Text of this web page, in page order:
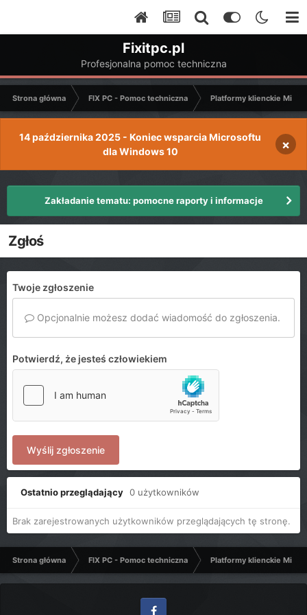
Fixitpc.pl
Profesjonalna pomoc techniczna
Strona główna FIX PC - Pomoc techniczna Platformy klienckie
14 października 2025 - Koniec wsparcia Microsoftu
dla Windows 10
×
Zakładanie tematu: pomocne raporty i informacje
Zgłoś
Twoje zgłoszenie
Opcjonalnie możesz dodać wiadomość do zgłoszenia.
Potwierdź, że jesteś człowiekiem
Wyślij zgłoszenie
Ostatnio przeglądający 0 użytkowników
Brak zarejestrowanych użytkowników przeglądających tę stronę.
Strona główna FIX PC - Pomoc techniczna Platformy klienckie